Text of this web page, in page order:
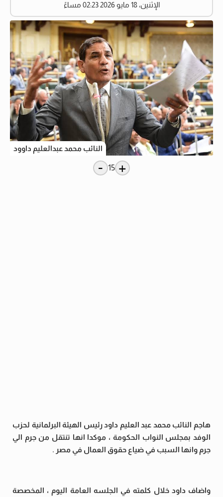
الإثنين، 18 مايو 2026 02:23 مساءً
النائب محمد عبدالعليم داوود
+
15
-
هاجم النائب محمد عبد العليم داود رئيس الهيئة البرلمانية لحزب
الوفد بمجلس النواب الحكومة ، موكدا انها تنتقل من جرم الي
جرم وانها السبب في ضياع حقوق العمال في مصر .
واضاف داود خلال كلمته في الجلسه العامة اليوم ، المخصصة